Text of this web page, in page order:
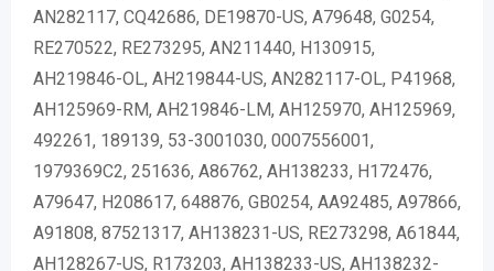
AN282117, CQ42686, DE19870-US, A79648, G0254,
RE270522, RE273295, AN211440, H130915,
AH219846-OL, AH219844-US, AN282117-OL, P41968,
AH125969-RM, AH219846-LM, AH125970, AH125969,
492261, 189139, 53-3001030, 0007556001,
1979369C2, 251636, A86762, AH138233, H172476,
A79647, H208617, 648876, GB0254, AA92485, A97866,
A91808, 87521317, AH138231-US, RE273298, A61844,
AH128267-US, R173203, AH138233-US, AH138232-